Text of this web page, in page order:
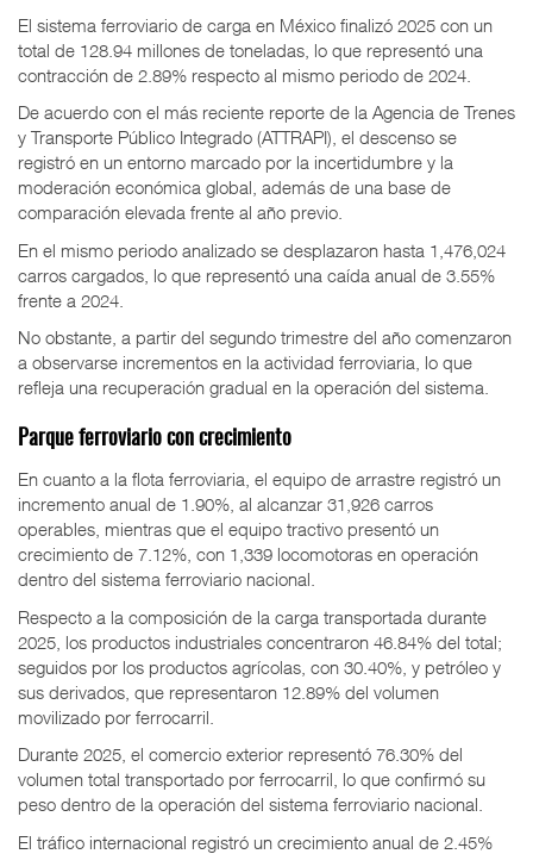
El sistema ferroviario de carga en México finalizó 2025 con un
total de 128.94 millones de toneladas, lo que representó una
contracción de 2.89% respecto al mismo periodo de 2024.
De acuerdo con el más reciente reporte de la Agencia de Trenes
y Transporte Público Integrado (ATTRAPI), el descenso se
registró en un entorno marcado por la incertidumbre y la
moderación económica global, además de una base de
comparación elevada frente al año previo.
En el mismo periodo analizado se desplazaron hasta 1,476,024
carros cargados, lo que representó una caída anual de 3.55%
frente a 2024.
No obstante, a partir del segundo trimestre del año comenzaron
a observarse incrementos en la actividad ferroviaria, lo que
refleja una recuperación gradual en la operación del sistema.
Parque ferroviario con crecimiento
En cuanto a la flota ferroviaria, el equipo de arrastre registró un
incremento anual de 1.90%, al alcanzar 31,926 carros
operables, mientras que el equipo tractivo presentó un
crecimiento de 7.12%, con 1,339 locomotoras en operación
dentro del sistema ferroviario nacional.
Respecto a la composición de la carga transportada durante
2025, los productos industriales concentraron 46.84% del total;
seguidos por los productos agrícolas, con 30.40%, y petróleo y
sus derivados, que representaron 12.89% del volumen
movilizado por ferrocarril.
Durante 2025, el comercio exterior representó 76.30% del
volumen total transportado por ferrocarril, lo que confirmó su
peso dentro de la operación del sistema ferroviario nacional.
El tráfico internacional registró un crecimiento anual de 2.45%